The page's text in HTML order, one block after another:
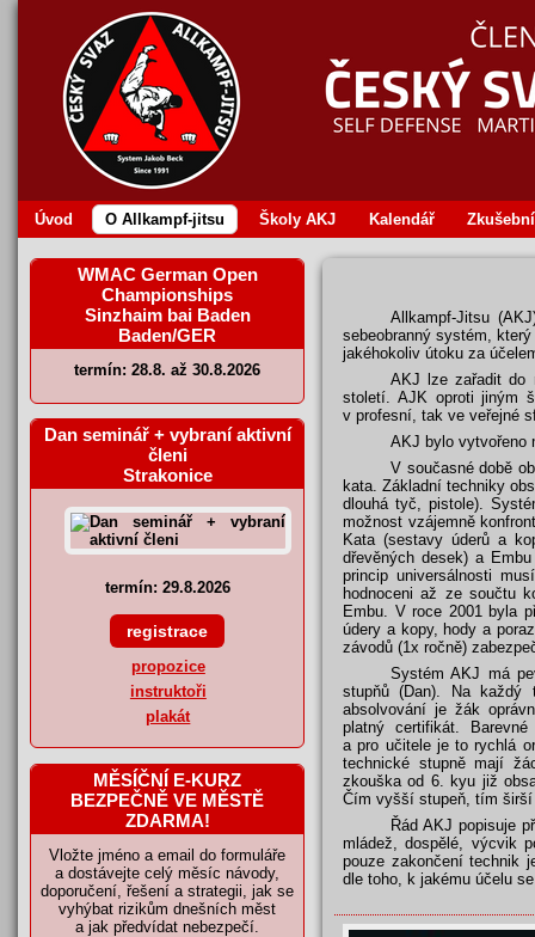
Úvod O Allkampf‐jitsu Školy AKJ Kalendář
Allkampf-Jitsu
sebeobranný systém,
jakéhokoliv útoku za
AKJ lze zařadit do
století. AJK oproti jiným
v profesní, tak ve veřejné
AKJ bylo vytvořeno
V současné době
kata. Základní techniky
dlouhá tyč, pistole).
možnost vzájemně
Kata (sestavy úderů a
dřevěných desek) a
princip universálnosti
hodnoceni až ze součtu
Embu. V roce 2001 byla
údery a kopy, hody a
závodů (1x ročně)
Systém AKJ má
stupňů (Dan). Na každý
absolvování je žák
platný certifikát.
a pro učitele je to rychlá
technické stupně mají
zkouška od 6. kyu již
Čím vyšší stupeň, tím
Řád AKJ popisuje
mládež, dospělé, výcvik
pouze zakončení technik
dle toho, k jakému účelu
WMAC German Open
Championships
Sinzhaim bai Baden
Baden/GER
termín: 28.8. až 30.8.2026
Dan seminář + vybraní aktivní
členi
Strakonice
termín: 29.8.2026
propozice
instruktoři
plakát
MĚSÍČNÍ E-KURZ
BEZPEČNĚ VE MĚSTĚ
ZDARMA!
Vložte jméno a email do formuláře
a dostávejte celý měsíc návody,
doporučení, řešení a strategii, jak se
vyhýbat rizikům dnešních měst
a jak předvídat nebezpečí.